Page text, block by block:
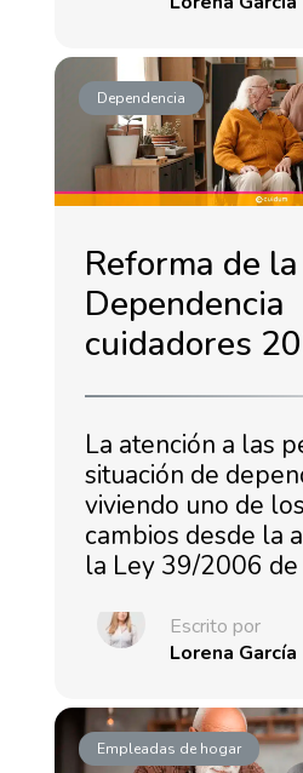
Dependencia
Reforma de
Dependencia
cuidadores
La atención a las
situación de
viviendo uno de
cambios desde la
la Ley 39/2006
Escrito por
Lorena García
Empleadas de hogar